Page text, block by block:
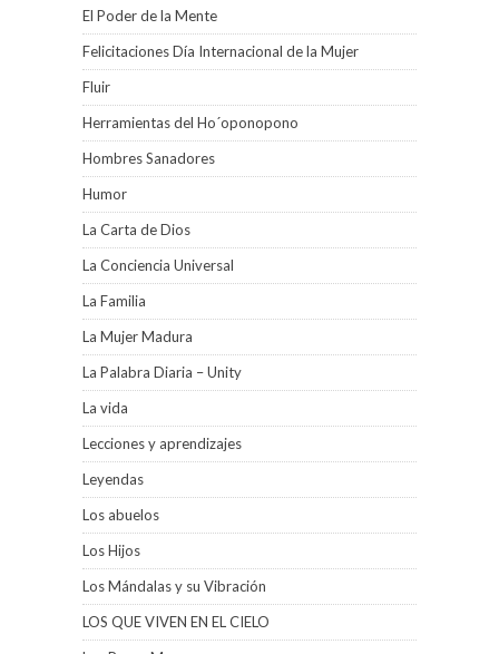
El Poder de la Mente
Felicitaciones Día Internacional de la Mujer
Fluir
Herramientas del Ho´oponopono
Hombres Sanadores
Humor
La Carta de Dios
La Conciencia Universal
La Familia
La Mujer Madura
La Palabra Diaria – Unity
La vida
Lecciones y aprendizajes
Leyendas
Los abuelos
Los Hijos
Los Mándalas y su Vibración
LOS QUE VIVEN EN EL CIELO